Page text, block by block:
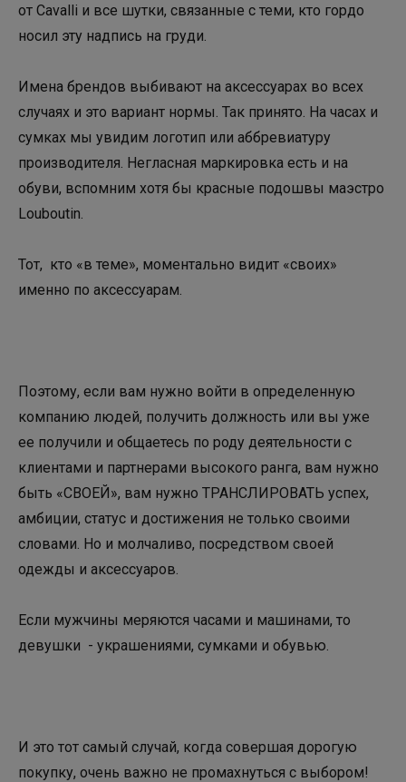
от Cavalli и все шутки, связанные с теми, кто гордо
носил эту надпись на груди.
Имена брендов выбивают на аксессуарах во всех
случаях и это вариант нормы. Так принято. На часах и
сумках мы увидим логотип или аббревиатуру
производителя. Негласная маркировка есть и на
обуви, вспомним хотя бы красные подошвы маэстро
Louboutin.
Тот, кто «в теме», моментально видит «своих»
именно по аксессуарам.
Поэтому, если вам нужно войти в определенную
компанию людей, получить должность или вы уже
ее получили и общаетесь по роду деятельности с
клиентами и партнерами высокого ранга, вам нужно
быть «СВОЕЙ», вам нужно ТРАНСЛИРОВАТЬ успех,
амбиции, статус и достижения не только своими
словами. Но и молчаливо, посредством своей
одежды и аксессуаров.
Если мужчины меряются часами и машинами, то
девушки - украшениями, сумками и обувью.
И это тот самый случай, когда совершая дорогую
покупку, очень важно не промахнуться с выбором!